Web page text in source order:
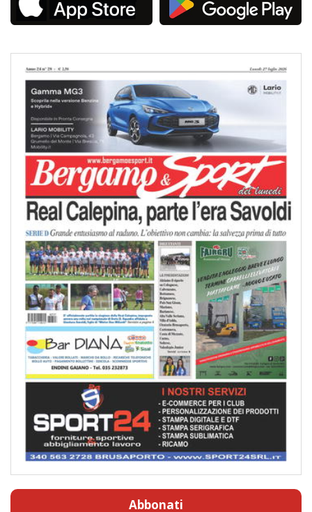
Abbonati